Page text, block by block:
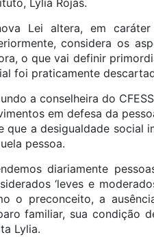
Lylia Rojas.
Lei altera, em
considera os
o que vai definir
foi praticamente
a conselheira do
em defesa da
que a desigualdade social
pessoa.
diariamente
‘leves e
o preconceito, a
familiar, sua condição
Lylia.